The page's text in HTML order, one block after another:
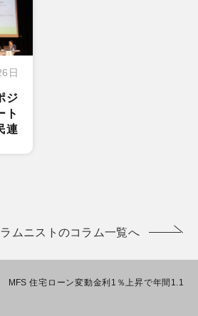
日
ジ
ト
連
ムニストのコラム一覧へ
MFS 住宅ローン変動金利1％上昇で年間1.1